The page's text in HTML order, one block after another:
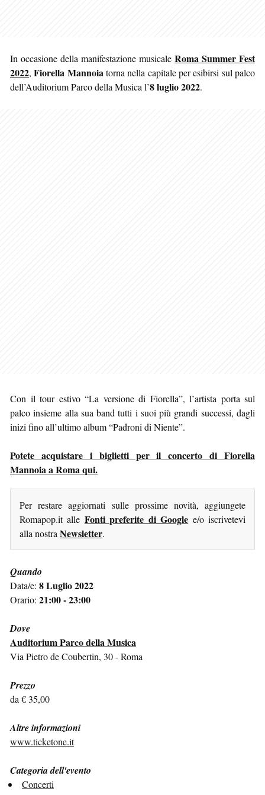
In occasione della manifestazione musicale Roma Summer Fest
2022,Fiorella Mannoiatorna nella capitale per esibirsi sul palco
dell’Auditorium Parco della Musica l’8 luglio 2022.
Con il tour estivo “La versione di Fiorella”, l’artista porta sul
palco insieme alla sua band tutti i suoi più grandi successi, dagli
inizi fino all’ultimo album “Padroni di Niente”.
Potete acquistare i biglietti per il concerto di Fiorella
Mannoia a Roma qui.
Per restare aggiornati sulle prossime novità, aggiungete
Romapop.it alle Fonti preferite di Google e/o iscrivetevi
alla nostra Newsletter.
Quando
Data/e: 8 Luglio 2022
Orario: 21:00 - 23:00
Dove
Auditorium Parco della Musica
Via Pietro de Coubertin, 30 - Roma
Prezzo
da € 35,00
Altre informazioni
www.ticketone.it
Categoria dell'evento
Concerti